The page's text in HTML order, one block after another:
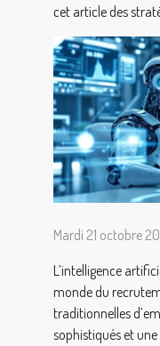
cet article des
Mardi 21 octobre
L’intelligence
monde du
traditionnelles
sophistiqués et une